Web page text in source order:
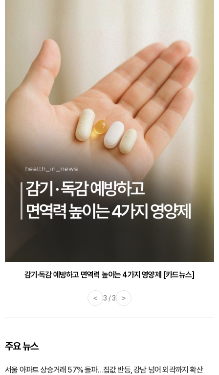
감기·독감 예방하고 면역력 높이는 4가지 영양제 [카드뉴스]
< 3 / 3 >
주요 뉴스
서울 아파트 상승거래 57% 돌파…집값 반등, 강남 넘어 외곽까지 확산